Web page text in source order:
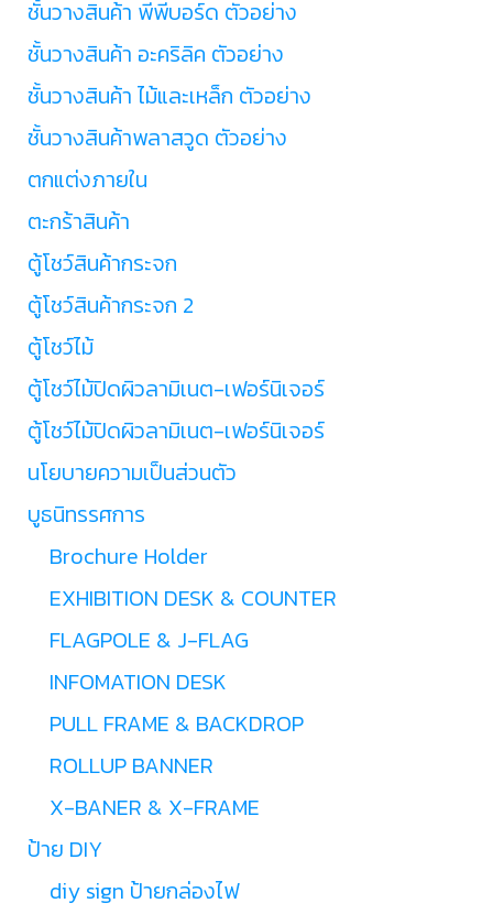
ชั้นวางสินค้า พีพีบอร์ด ตัวอย่าง
ชั้นวางสินค้า อะคริลิค ตัวอย่าง
ชั้นวางสินค้า ไม้และเหล็ก ตัวอย่าง
ชั้นวางสินค้าพลาสวูด ตัวอย่าง
ตกแต่งภายใน
ตะกร้าสินค้า
ตู้โชว์สินค้ากระจก
ตู้โชว์สินค้ากระจก 2
ตู้โชว์ไม้
ตู้โชว์ไม้ปิดผิวลามิเนต-เฟอร์นิเจอร์
ตู้โชว์ไม้ปิดผิวลามิเนต-เฟอร์นิเจอร์
นโยบายความเป็นส่วนตัว
บูธนิทรรศการ
Brochure Holder
EXHIBITION DESK & COUNTER
FLAGPOLE & J-FLAG
INFOMATION DESK
PULL FRAME & BACKDROP
ROLLUP BANNER
X-BANER & X-FRAME
ป้าย DIY
diy sign ป้ายกล่องไฟ